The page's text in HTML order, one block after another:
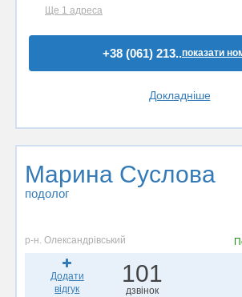
Ще 1 адреса
+38 (061) 213..показати
Докладніше
Марина Суслова
подолог
р-н. Олександрівський
Додати
відгук
101
дзвінок